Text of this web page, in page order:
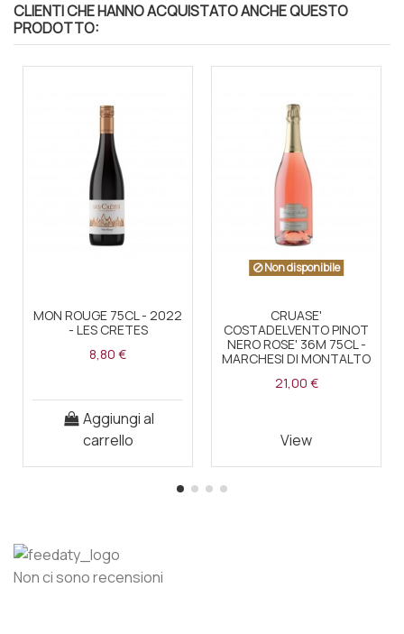
CLIENTI CHE HANNO ACQUISTATO ANCHE QUESTO
PRODOTTO:
MON ROUGE 75CL - 2022
- LES CRETES
8,80 €
Aggiungi al
carrello
Non disponibile
CRUASE'
COSTADELVENTO PINOT
NERO ROSE' 36M 75CL -
MARCHESI DI MONTALTO
21,00 €
View
Non ci sono recensioni